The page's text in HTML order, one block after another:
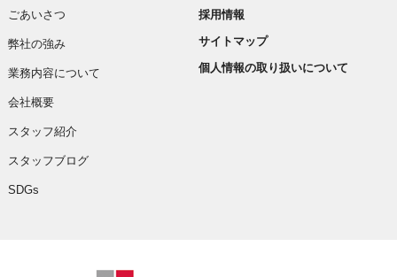
ごあいさつ
弊社の強み
業務内容について
会社概要
スタッフ紹介
スタッフブログ
SDGs
採用情報
サイトマップ
個人情報の取り扱いについて